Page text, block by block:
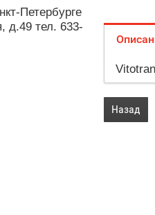
Назад
Петербурге
д.49 тел. 633-